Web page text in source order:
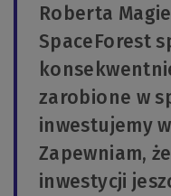
Roberta
SpaceForest
zarobione w
inwestujemy
Zapewniam,
inwestycji